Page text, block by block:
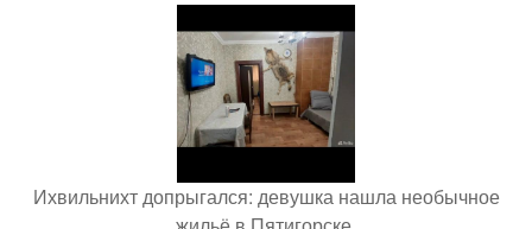
Ихвильнихт допрыгался: девушка нашла необычное